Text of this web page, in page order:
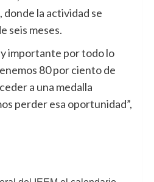
donde la actividad se
seis meses.
importante por todo lo
80 por ciento de
a una medalla
perder esa oportunidad”,